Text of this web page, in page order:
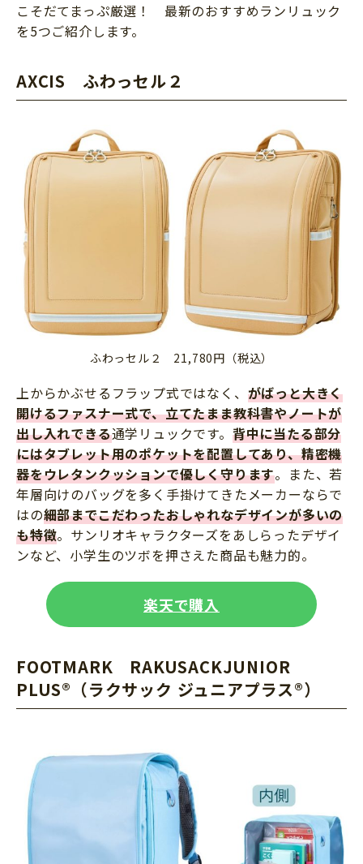
こそだてまっぷ厳選！ 最新のおすすめランリュック
を5つご紹介します。
AXCIS ふわっセル２
ふわっセル２ 21,780円（税込）
上からかぶせるフラップ式ではなく、 がばっと大きく
開けるファスナー式で、立てたまま教科書やノートが
出し入れできる通学リュックです。 背中に当たる部分
にはタブレット用のポケットを配置してあり、精密機
器をウレタンクッションで優しく守ります。また、若
年層向けのバッグを多く手掛けてきたメーカーならで
はの細部までこだわったおしゃれなデザインが多いの
も特徴。サンリオキャラクターズをあしらったデザイ
ンなど、小学生のツボを押さえた商品も魅力的。
楽天で購入
FOOTMARK RAKUSACKJUNIOR
PLUS®（ラクサック ジュニアプラス®）